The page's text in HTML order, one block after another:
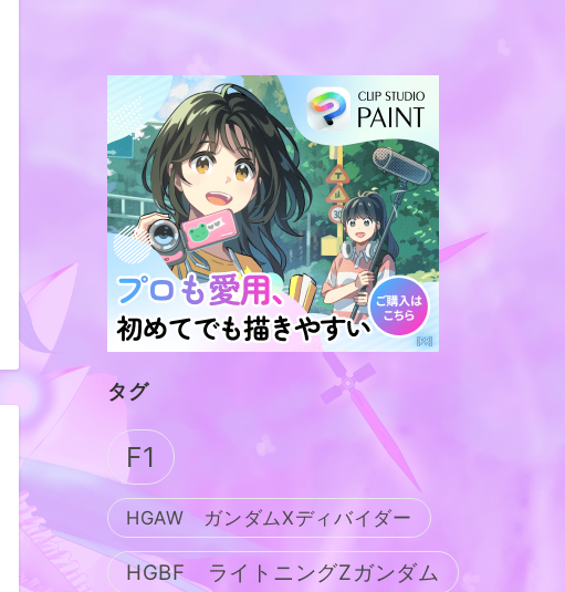
タグ
F1
HGAW ガンダムXディバイダー
HGBF ライトニングZガンダム